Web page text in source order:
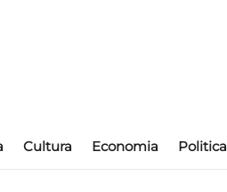
Cultura Economia Politica